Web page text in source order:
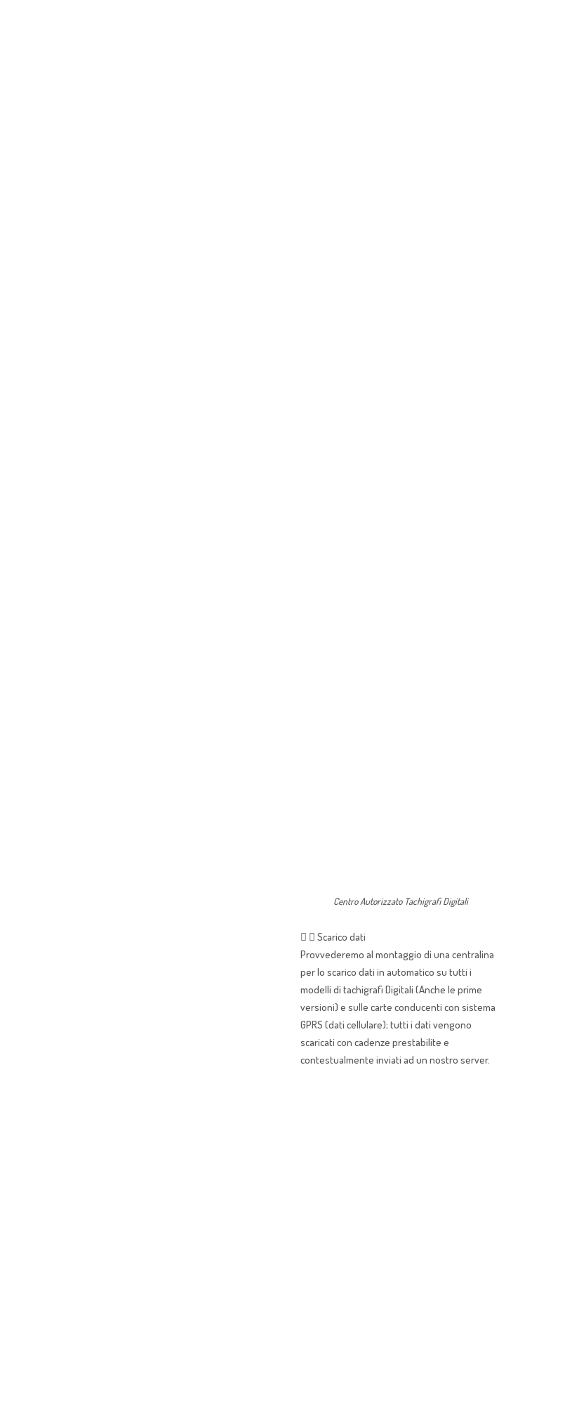
Centro Autorizzato Tachigrafi Digitali
Scarico dati
Provvederemo al montaggio di una centralina
per lo scarico dati in automatico su tutti i
modelli di tachigrafi Digitali (Anche le prime
versioni) e sulle carte conducenti con sistema
GPRS (dati cellulare); tutti i dati vengono
scaricati con cadenze prestabilite e
contestualmente inviati ad un nostro server.